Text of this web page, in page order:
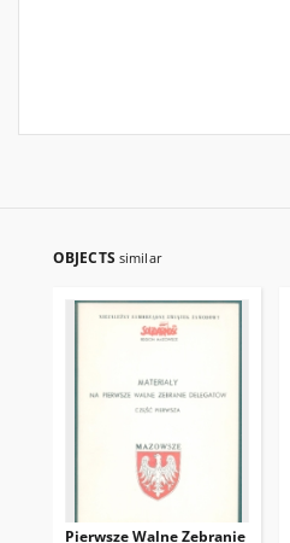
OBJECTS similar
Pierwsze Walne Zebranie